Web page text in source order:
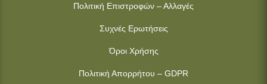
Πολιτική Επιστροφών – Αλλαγές
Συχνές Ερωτήσεις
Όροι Χρήσης
Πολιτική Απορρήτου – GDPR